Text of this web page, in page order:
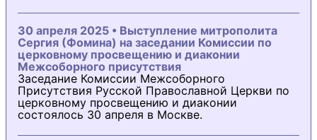
30 апреля 2025 • Выступление митрополита
Сергия (Фомина) на заседании Комиссии по
церковному просвещению и диаконии
Межсоборного присутствия
Заседание Комиссии Межсоборного
Присутствия Русской Православной Церкви по
церковному просвещению и диаконии
состоялось 30 апреля в Москве.